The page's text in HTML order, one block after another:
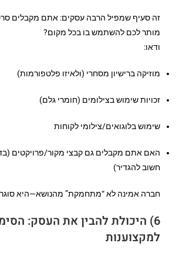
זה סעיף שמפיל הרבה עסקים: אתם מקבלים
מותר לכם להשתמש בו בכל מקום?
ודאו:
מוזיקה ברישיון מסחרי (ולאיזו פלטפורמות)
זכויות שימוש בצילומים (חומרי גלם)
שימוש בלוגואים/צילומי לקוחות
האם אתם מקבלים גם קבצי מקור/פרויקטים
חשוב להגדיר)
חברה אמינה לא “מתחמקת” מהנושא—היא
6) היכולת להבין את העסק:
למקצוענות